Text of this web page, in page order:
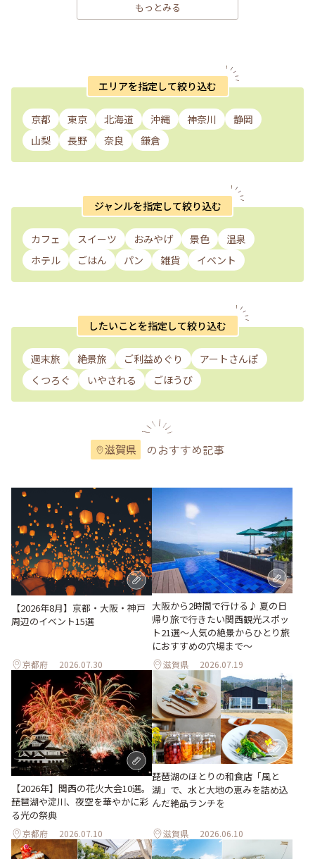
もっとみる
エリアを指定して絞り込む
京都 東京 北海道 沖縄 神奈川
静岡
山梨
長野 奈良 鎌倉
ジャンルを指定して絞り込む
カフェ スイーツ おみやげ 景色
温泉
ホテル
ごはん パン 雑貨 イベント
したいことを指定して絞り込む
週末旅 絶景旅 ご利益めぐり
アートさんぽ
くつろぐ
いやされる ごほうび
滋賀県 のおすすめ記事
【2026年8月】京都・大阪・神戸
周辺のイベント15選
京都府 2026.07.30
大阪から2時間で行ける♪ 夏の日
帰り旅で行きたい関西観光スポッ
ト21選～人気の絶景からひとり旅
におすすめの穴場まで～
滋賀県 2026.07.19
【2026年】関西の花火大会10選。
琵琶湖や淀川、夜空を華やかに彩
る光の祭典
京都府 2026.07.10
琵琶湖のほとりの和食店「風と
湖」で、水と大地の恵みを詰め込
んだ絶品ランチを
滋賀県 2026.06.10